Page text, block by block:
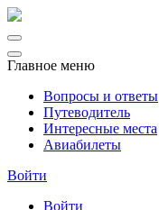
Главное меню
Вопросы и ответы
Путеводитель
Интересные места
Авиабилеты
Войти
Войти